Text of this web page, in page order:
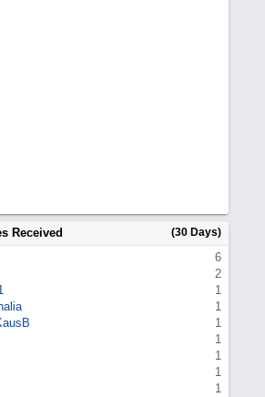
Received (30 Days)
6
2
1
1
1
1
1
1
1